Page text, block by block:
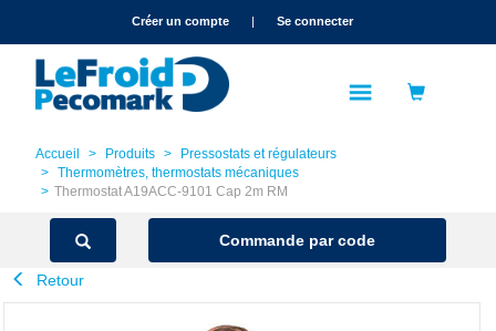
text.skipToNavigationCréer un compte | Se connecter
Accueil Produits
Pressostats et régulateurs
Thermomètres, thermostats mécaniques
Thermostat A19ACC-9101 Cap 2m RM
Commande par code
Retour